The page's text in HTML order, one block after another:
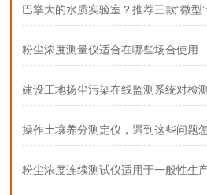
巴掌大的水质实验室？推荐三款“微型
粉尘浓度测量仪适合在哪些场合使用
建设工地扬尘污染在线监测系统对检
操作土壤养分测定仪，遇到这些问题
粉尘浓度连续测试仪适用于一般性生